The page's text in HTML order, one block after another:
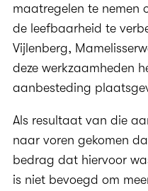
maatregelen te nemen
de leefbaarheid te
Vijlenberg,
deze werkzaamheden
aanbesteding
Als resultaat van die
naar voren gekomen
bedrag dat hiervoor
is niet bevoegd om